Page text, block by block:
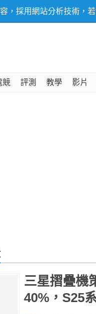
，採用網站分析技術，
競 評測 教學 影片
三星摺疊機
40%，S25